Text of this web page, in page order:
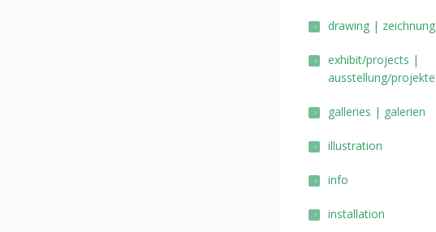
drawing | zeichnung
exhibit/projects |
ausstellung/projekte
galleries | galerien
illustration
info
installation